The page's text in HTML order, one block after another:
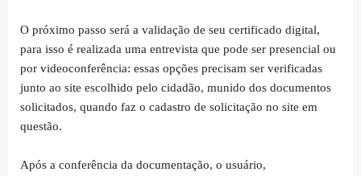
O próximo passo será a validação de seu certificado digital,
para isso é realizada uma entrevista que pode ser presencial ou
por videoconferência: essas opções precisam ser verificadas
junto ao site escolhido pelo cidadão, munido dos documentos
solicitados, quando faz o cadastro de solicitação no site em
questão.
Após a conferência da documentação, o usuário,